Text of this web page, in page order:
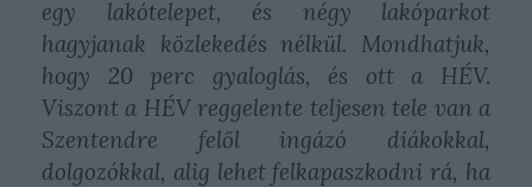
egy lakótelepet, és négy lakóparkot
hagyjanak közlekedés nélkül. Mondhatjuk,
hogy 20 perc gyaloglás, és ott a HÉV.
Viszont a HÉV reggelente teljesen tele van a
Szentendre felől ingázó diákokkal,
dolgozókkal, alig lehet felkapaszkodni rá, ha